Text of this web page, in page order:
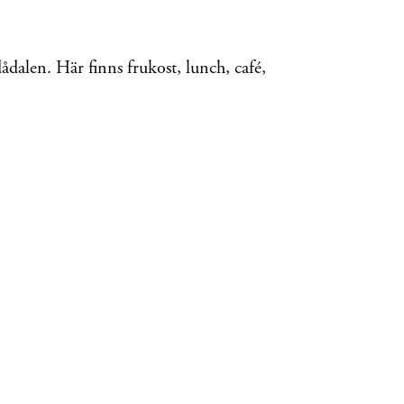
Här finns frukost, lunch, café,